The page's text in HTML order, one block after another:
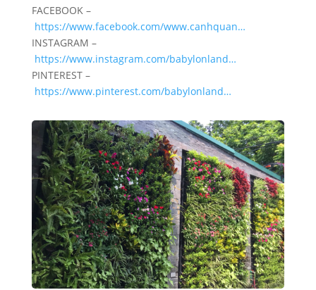
FACEBOOK –
https://www.facebook.com/www.canhquan…
INSTAGRAM –
https://www.instagram.com/babylonland…
PINTEREST –
https://www.pinterest.com/babylonland…